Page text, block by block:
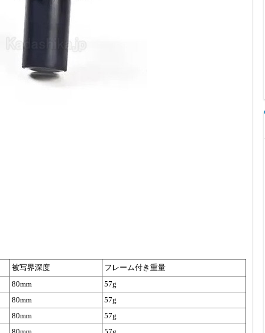
被写界深度
フレーム付き重量
80mm
57g
80mm
57g
80mm
57g